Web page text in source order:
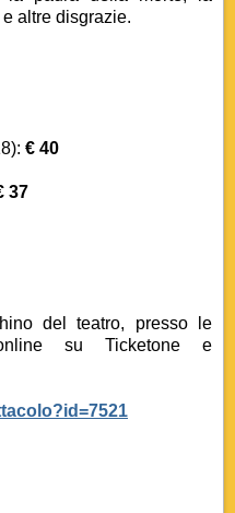
altre disgrazie.
€ 40
37
del teatro, presso le
su Ticketone e